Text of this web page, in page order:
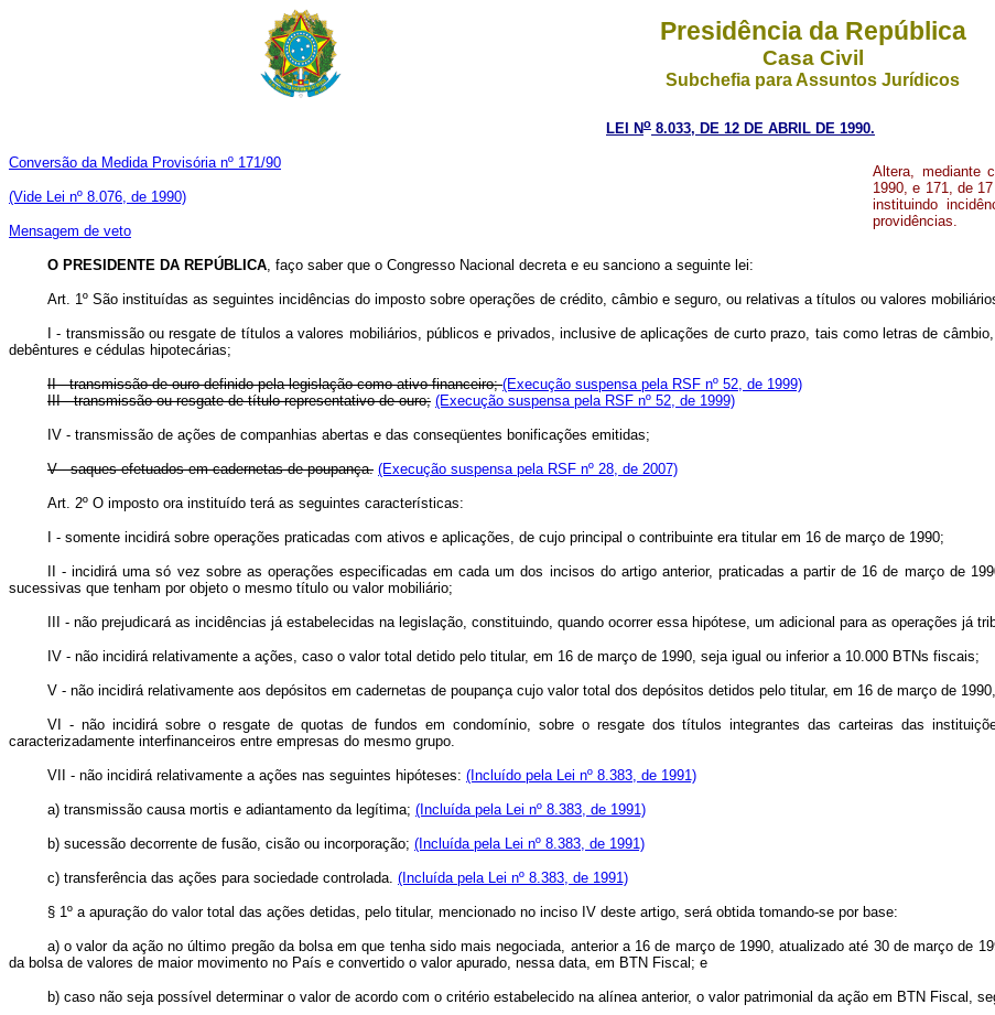
Presidência da República
Casa Civil
Subchefia para Assuntos Jurídicos
LEI No 8.033, DE 12 DE ABRIL DE 1990.
Conversão da Medida Provisória nº 171/90
(Vide Lei nº 8.076, de 1990)
Mensagem de veto
Altera, mediante
1990, e 171, de
instituindo
providências.
O PRESIDENTE DA REPÚBLICA, faço saber que o Congresso Nacional decreta e eu sanciono a seguinte lei:
Art. 1º São instituídas as seguintes incidências do imposto sobre operações de crédito, câmbio e seguro, ou relativas a títulos ou valores
I - transmissão ou resgate de títulos a valores mobiliários, públicos e privados, inclusive de aplicações de curto prazo, tais como letras de
debêntures e cédulas hipotecárias;
II - transmissão de ouro definido pela legislação como ativo financeiro;(Execução suspensa pela RSF nº 52, de 1999)
III - transmissão ou resgate de título representativo de ouro; (Execução suspensa pela RSF nº 52, de 1999)
IV - transmissão de ações de companhias abertas e das conseqüentes bonificações emitidas;
V - saques efetuados em cadernetas de poupança. (Execução suspensa pela RSF nº 28, de 2007)
Art. 2º O imposto ora instituído terá as seguintes características:
I - somente incidirá sobre operações praticadas com ativos e aplicações, de cujo principal o contribuinte era titular em 16 de março de 1990;
II - incidirá uma só vez sobre as operações especificadas em cada um dos incisos do artigo anterior, praticadas a partir de 16 de março de
sucessivas que tenham por objeto o mesmo título ou valor mobiliário;
III - não prejudicará as incidências já estabelecidas na legislação, constituindo, quando ocorrer essa hipótese, um adicional para as operações já
IV - não incidirá relativamente a ações, caso o valor total detido pelo titular, em 16 de março de 1990, seja igual ou inferior a 10.000 BTNs fiscais;
V - não incidirá relativamente aos depósitos em cadernetas de poupança cujo valor total dos depósitos detidos pelo titular, em 16 de março de
VI - não incidirá sobre o resgate de quotas de fundos em condomínio, sobre o resgate dos títulos integrantes das carteiras das
caracterizadamente interfinanceiros entre empresas do mesmo grupo.
VII - não incidirá relativamente a ações nas seguintes hipóteses: (Incluído pela Lei nº 8.383, de 1991)
a) transmissão causa mortis e adiantamento da legítima; (Incluída pela Lei nº 8.383, de 1991)
b) sucessão decorrente de fusão, cisão ou incorporação; (Incluída pela Lei nº 8.383, de 1991)
c) transferência das ações para sociedade controlada. (Incluída pela Lei nº 8.383, de 1991)
§ 1º a apuração do valor total das ações detidas, pelo titular, mencionado no inciso IV deste artigo, será obtida tomando-se por base:
a) o valor da ação no último pregão da bolsa em que tenha sido mais negociada, anterior a 16 de março de 1990, atualizado até 30 de março de
da bolsa de valores de maior movimento no País e convertido o valor apurado, nessa data, em BTN Fiscal; e
b) caso não seja possível determinar o valor de acordo com o critério estabelecido na alínea anterior, o valor patrimonial da ação em BTN Fiscal,